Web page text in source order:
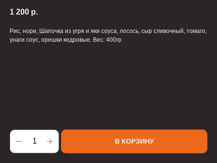
1 200 р.
В КОРЗИНУ
Рис, нори, Шапочка из угря и яки соуса, лосось, сыр сливочный, томаго,
унаги соус, орешки кедровые. Вес: 400гр